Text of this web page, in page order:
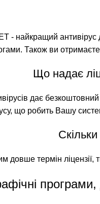
- найкращий
Також ви
Що надає
дає
що робить Вашу
Скільки
довше термін
програми,